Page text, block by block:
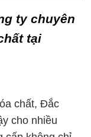
ty chuyên
tại
chất, Đắc
cho nhiều